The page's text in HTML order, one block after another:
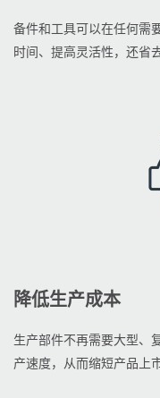
备件和工具可以在任何需
时间、提高灵活性，还省
降低生产成本
生产部件不再需要大型、
产速度，从而缩短产品上